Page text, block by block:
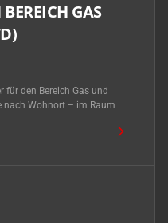
GAS
für den Bereich Gas und
Wohnort – im Raum